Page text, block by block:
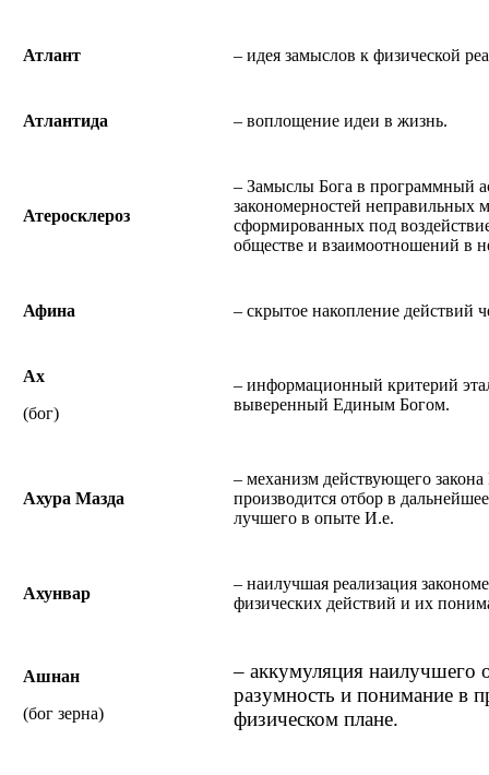
Атлант – идея замыслов к физической
Атлантида – воплощение идеи в жизнь.
Атеросклероз
– Замыслы Бога в программный
закономерностей неправильных
сформированных под
обществе и взаимоотношений в
Афина – скрытое накопление действий
Ах
(бог)
– информационный критерий
выверенный Единым Богом.
Ахура Мазда
– механизм действующего
производится отбор в
лучшего в опыте И.е.
Ахунвар
– наилучшая реализация
физических действий и их
Ашнан
(бог зерна)
– аккумуляция
разумность и понимание в
физическом плане.